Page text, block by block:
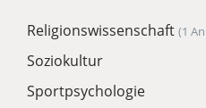
Religionswissenschaft (1
Soziokultur
Sportpsychologie